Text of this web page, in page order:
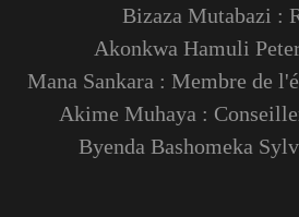
Bizaza Mutabazi :
Akonkwa Hamuli
Mana Sankara : Membre de
Akime Muhaya :
Byenda Bashomeka